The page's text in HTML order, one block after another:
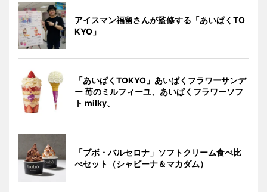
アイスマン福留さんが監修する「あいぱくTO
KYO」
「あいぱくTOKYO」あいぱくフラワーサンデ
ー 苺のミルフィーユ、あいぱくフラワーソフ
ト milky、
「ブボ・バルセロナ」ソフトクリーム食べ比
べセット（シャビーナ＆マカダム）